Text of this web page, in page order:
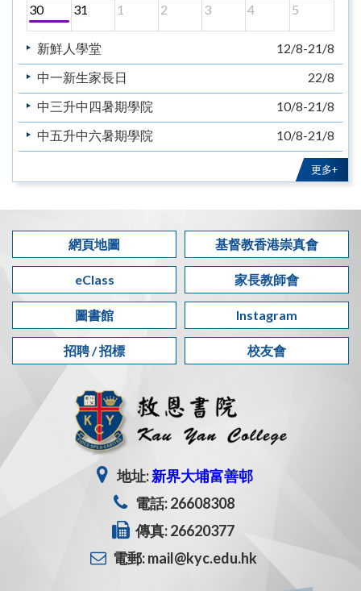
30 31 1 2 3 4 5
新鮮人學堂
12/8-21/8
中一新生家長日
22/8
中三升中四暑期學院
10/8-21/8
中五升中六暑期學院
10/8-21/8
30/8
更多+
網頁地圖 基督教香港崇真會
eClass 家長教師會
圖書館 Instagram
招聘 / 招標 校友會
地址:新界大埔富善邨
電話: 26608308
傳真: 26620377
電郵: mail@kyc.edu.hk